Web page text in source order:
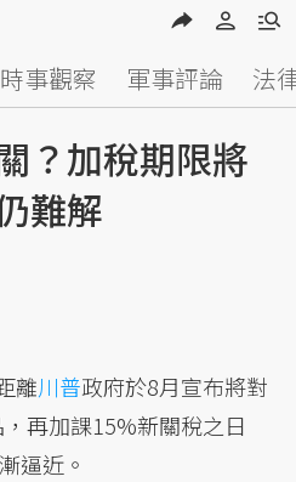
時事觀察 軍事評論 法
？加稅期限將
難解
離川普政府於8月宣布將對
再加課15%新關稅之日
近。